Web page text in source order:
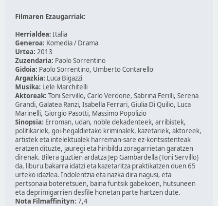
Filmaren Ezaugarriak:
Herrialdea: Italia
Generoa: Komedia / Drama
Urtea: 2013
Zuzendaria: Paolo Sorrentino
Gidoia: Paolo Sorrentino, Umberto Contarello
Argazkia: Luca Bigazzi
Musika: Lele Marchitelli
Aktoreak: Toni Servillo, Carlo Verdone, Sabrina Ferilli, Serena
Grandi, Galatea Ranzi, Isabella Ferrari, Giulia Di Quilio, Luca
Marinelli, Giorgio Pasotti, Massimo Popolizio
Sinopsia: Erroman, udan, noble dekadenteek, arribistek,
politikariek, goi-hegaldietako kriminalek, kazetariek, aktoreek,
artistek eta intelektualek harreman-sare ez-kontsistenteak
eratzen dituzte, jauregi eta hiribildu zoragarrietan garatzen
direnak. Bilera guztien ardatza Jep Gambardella (Toni Servillo)
da, liburu bakarra idatzi eta kazetaritza praktikatzen duen 65
urteko idazlea. Indolentzia eta nazka dira nagusi, eta
pertsonaia boteretsuen, baina funtsik gabekoen, hutsuneen
eta deprimigarrien desfile honetan parte hartzen dute.
Nota Filmaffinityn: 7,4